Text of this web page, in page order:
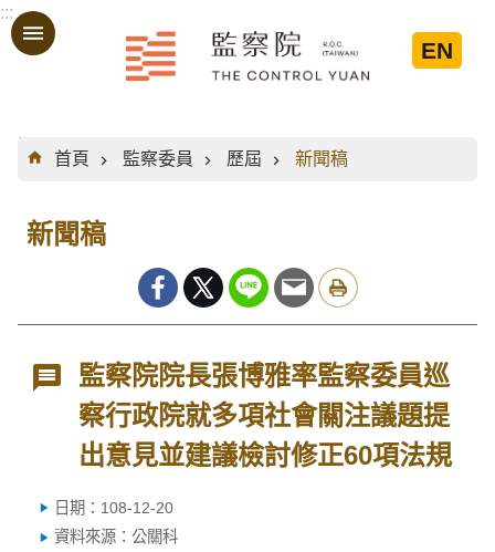
跳到主要內容區塊
:::
EN
:::
首頁
監察委員 歷屆 新聞稿
新聞稿
監察院院長張博雅率監察委員巡
察行政院就多項社會關注議題提
出意見並建議檢討修正60項法規
日期：108-12-20
資料來源：公關科